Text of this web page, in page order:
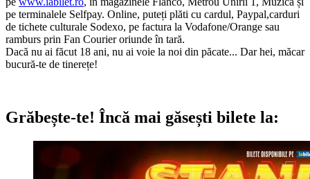
pe terminalele Selfpay. Online, puteți plăti cu cardul, Paypal,carduri
de tichete culturale Sodexo, pe factura la Vodafone/Orange sau
ramburs prin Fan Courier oriunde în tară.
Dacă nu ai făcut 18 ani, nu ai voie la noi din păcate... Dar hei, măcar
bucură-te de tinerețe!
Grăbește-te! Încă mai găsești bilete la: